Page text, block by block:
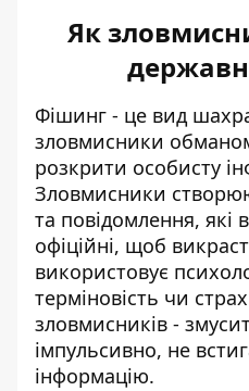
Як
Фішинг - це вид
зловмисники
розкрити особисту
Зловмисники
та повідомлення, які
офіційні, щоб
використовує
терміновість чи
зловмисників -
імпульсивно, не
інформацію.